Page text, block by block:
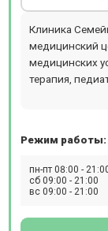
Клиника
медицинский
медицинских
терапия,
терапия,
физиотерапия и т.д. В отделении
ЭКГ,
Режим работы:
пн-пт 08:00 -
сб 09:00 - 21:00
вс 09:00 - 21:00